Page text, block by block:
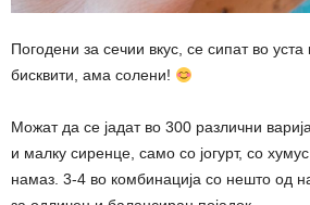
Погодени за сечии вкус, се сипат во уста
бисквити, ама солени!
Можат да се јадат во 300 различни
и малку сиренце, само со јогурт, со
намаз. 3-4 во комбинација со нешто од